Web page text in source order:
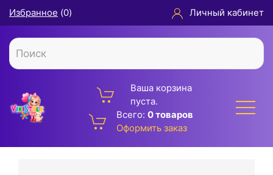
Избранное (0) Личный кабинет
Ваша корзина
пуста.
Всего: 0 товаров
Оформить заказ